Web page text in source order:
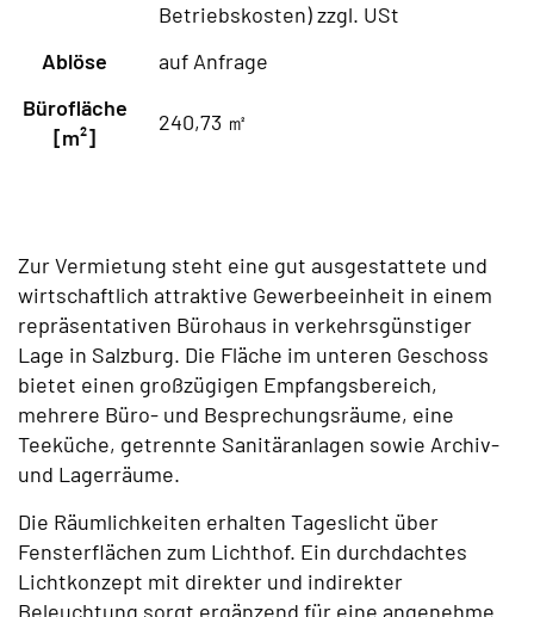
Betriebskosten) zzgl. USt
Ablöse
auf Anfrage
Bürofläche
[m²]
240,73 ㎡
Zur Vermietung steht eine gut ausgestattete und
wirtschaftlich attraktive Gewerbeeinheit in einem
repräsentativen Bürohaus in verkehrsgünstiger
Lage in Salzburg. Die Fläche im unteren Geschoss
bietet einen großzügigen Empfangsbereich,
mehrere Büro- und Besprechungsräume, eine
Teeküche, getrennte Sanitäranlagen sowie Archiv-
und Lagerräume.
Die Räumlichkeiten erhalten Tageslicht über
Fensterflächen zum Lichthof. Ein durchdachtes
Lichtkonzept mit direkter und indirekter
Beleuchtung sorgt ergänzend für eine angenehme